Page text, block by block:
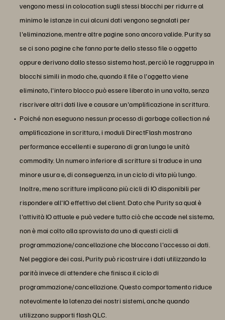
vengono messi in colocation sugli stessi blocchi per ridurre al
minimo le istanze in cui alcuni dati vengono segnalati per
l'eliminazione, mentre altre pagine sono ancora valide. Purity sa
se ci sono pagine che fanno parte dello stesso file o oggetto
oppure derivano dallo stesso sistema host, perciò le raggruppa in
blocchi simili in modo che, quando il file o l'oggetto viene
eliminato, l'intero blocco può essere liberato in una volta, senza
riscrivere altri dati live e causare un'amplificazione in scrittura.
Poiché non eseguono nessun processo di garbage collection né
amplificazione in scrittura, i moduli DirectFlash mostrano
performance eccellenti e superano di gran lunga le unità
commodity. Un numero inferiore di scritture si traduce in una
minore usura e, di conseguenza, in un ciclo di vita più lungo.
Inoltre, meno scritture implicano più cicli di IO disponibili per
rispondere all'IO effettivo del client. Dato che Purity sa qual è
l'attività IO attuale e può vedere tutto ciò che accade nel sistema,
non è mai colto alla sprovvista da uno di questi cicli di
programmazione/cancellazione che bloccano l'accesso ai dati.
Nel peggiore dei casi, Purity può ricostruire i dati utilizzando la
parità invece di attendere che finisca il ciclo di
programmazione/cancellazione. Questo comportamento riduce
notevolmente la latenza dei nostri sistemi, anche quando
utilizzano supporti flash QLC.